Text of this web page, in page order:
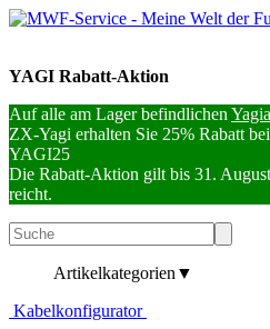
YAGI Rabatt-Aktion
Auf alle am Lager befindlichen
ZX-Yagi erhalten Sie 25% Rabatt
YAGI25
Die Rabatt-Aktion gilt bis 31.
reicht.
Artikelkategorien ▼
Kabelkonfigurator